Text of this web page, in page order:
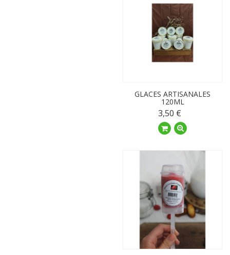
GLACES ARTISANALES
120ML
3,50 €